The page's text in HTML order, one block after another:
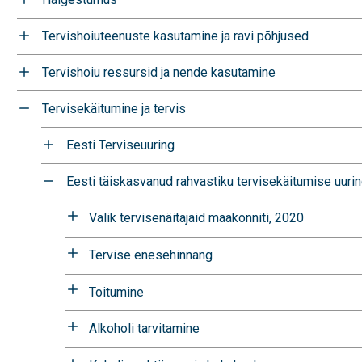
Tervishoiuteenuste kasutamine ja ravi põhjused
Tervishoiu ressursid ja nende kasutamine
Tervisekäitumine ja tervis
Eesti Terviseuuring
Eesti täiskasvanud rahvastiku tervisekäitumise
Valik tervisenäitajaid maakonniti, 2020
Tervise enesehinnang
Toitumine
Alkoholi tarvitamine